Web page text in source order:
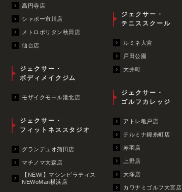
高円寺店
シャポー市川店
メトロポリタン秋田店
仙台店
ジェクサー・
ボディメイクジム
モザイクモール港北店
ジェクサー・
フィットネススタジオ
グランデュオ蒲田店
マチノマ大森店
【NEW!】マシンピラティス
NEWoMan横浜店
ジェクサー・
テニススクール
ルミネ大宮
戸田公園
大井町
ジェクサー・
ゴルフカレッジ
アトレ亀戸店
テルミナ錦糸町店
赤羽店
上野店
大塚店
カワナミゴルフ大宮店